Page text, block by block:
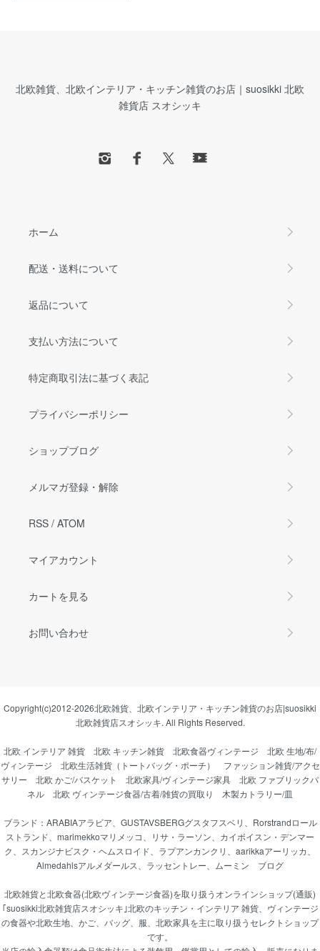
北欧雑貨、北欧インテリア・キッチン雑貨のお店｜suosikki 北欧
雑貨店 スオシッキ
ホーム
配送・送料について
返品について
支払い方法について
特定商取引法に基づく表記
プライバシーポリシー
ショップブログ
メルマガ登録・解除
RSS / ATOM
マイアカウント
カートを見る
お問い合わせ
Copyright(c)2012-2026北欧雑貨、北欧インテリア・キッチン雑貨のお店|suosikki
北欧雑貨店スオシッキ. All Rights Reserved.
北欧 インテリア 雑貨 北欧 キッチン雑貨 北欧食器ヴィンテージ
北欧 生地/布/
ヴィンテージ
北欧生活雑貨（トートバッグ・ポーチ）
ファッション雑貨/アクセ
サリー
北欧 かご/バスケット 北欧家具/ヴィンテージ家具
北欧 ファブリックパ
ネル
北欧 ヴィンテージ食器/古着/雑貨の買取り 木製カトラリー/皿
ブランド： ARABIAアラビア GUSTAVSBERGグスタフスベリ
Rorstrandロール
ストランド
marimekkoマリメッコ リサ・ラーソン
カイボイスン・デンマー
ク
スカンジナビスク・ヘムスロイド ラプアンカンクリ aarikkaアーリッカ
Almedahlsアルメダールス
ラッセントレー ムーミン ブログ
北欧雑貨と北欧食器(北欧ヴィンテージ食器)を取り扱うオンラインショップ(通販)
｢suosikki北欧雑貨店スオシッキ｣北欧のキッチン・インテリア 雑貨、ヴィンテージ
の食器や北欧生地、かご、バッグ、服、北欧家具を主に取り扱うセレクトショップ
です。